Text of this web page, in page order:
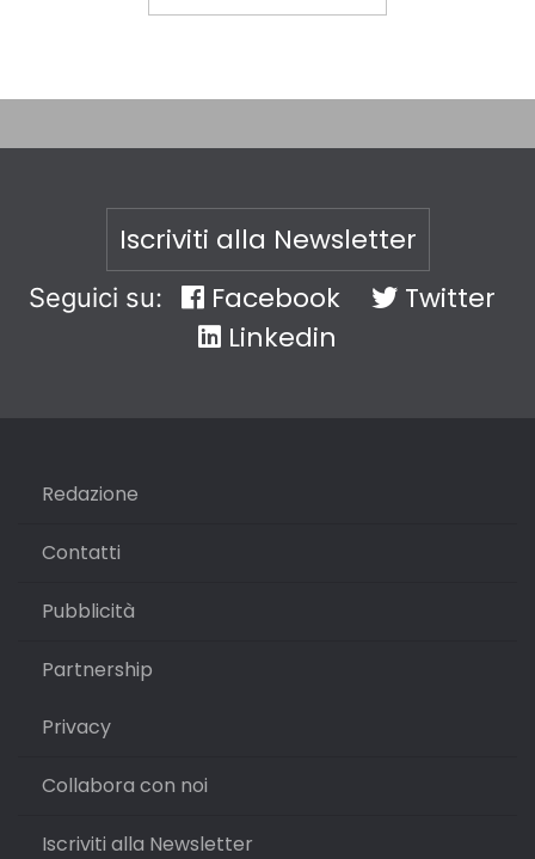
Iscriviti alla Newsletter
Seguici su: Facebook
Twitter
Linkedin
Redazione
Contatti
Pubblicità
Partnership
Privacy
Collabora con noi
Iscriviti alla Newsletter